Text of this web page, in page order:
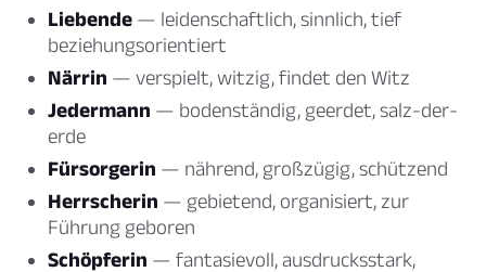
Liebende — leidenschaftlich, sinnlich, tief
beziehungsorientiert
Närrin — verspielt, witzig, findet den Witz
Jedermann — bodenständig, geerdet, salz-der-
erde
Fürsorgerin — nährend, großzügig, schützend
Herrscherin — gebietend, organisiert, zur
Führung geboren
Schöpferin — fantasievoll, ausdrucksstark,